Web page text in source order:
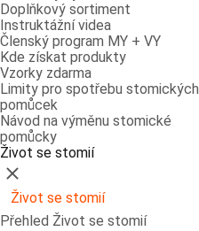
Doplňkový sortiment
Instruktážní videa
Členský program MY + VY
Kde získat produkty
Vzorky zdarma
Limity pro spotřebu stomických
pomůcek
Návod na výměnu stomické
pomůcky
Život se stomií
Zavřít
Život se stomií
Přehled Život se stomií